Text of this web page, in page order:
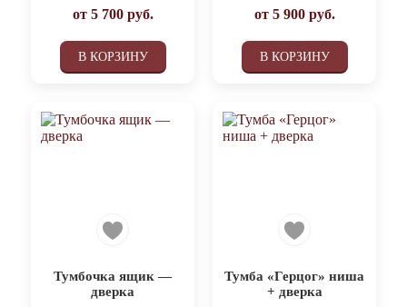
от 5 700руб.
В КОРЗИНУ
от 5 900руб.
В КОРЗИНУ
Тумбочка ящик —
дверка
Тумба «Герцог» ниша
+ дверка